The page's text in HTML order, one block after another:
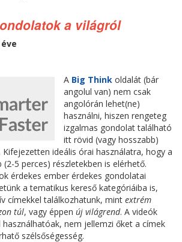
a világról
A Big Think oldalát (bár
angolul van) nem csak
angolórán lehet(ne)
használni, hiszen rengeteg
izgalmas gondolat található
itt rövid (vagy hosszabb)
ideális órai használatra, hogy a
5 perces) részletekben is elérhető.
érdekes ember érdekes gondolatai
a tematikus kereső kategóriáiba is,
címekkel találkozhatunk, mint extrém
túl, vagy éppen új világrend. A videók
nem jellemzi őket a címek
szélsőségesség.